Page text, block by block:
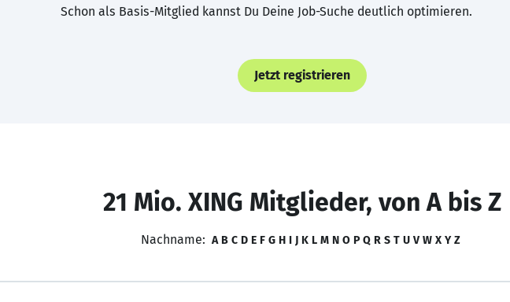
Schon als Basis-Mitglied kannst Du Deine Job-Suche deutlich optimieren.
Jetzt registrieren
21 Mio. XING Mitglieder, von A bis Z
Nachname: A B C D E F G H I J K L M N O P Q R S T U V W X Y Z